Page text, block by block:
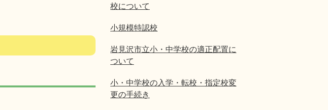
校について
小規模特認校
岩見沢市立小・中学校の適正配置に
ついて
小・中学校の入学・転校・指定校変
更の手続き